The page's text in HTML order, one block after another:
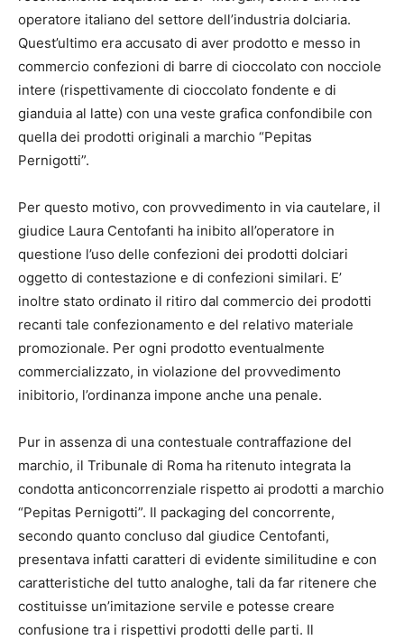
operatore italiano del settore dell’industria dolciaria.
Quest’ultimo era accusato di aver prodotto e messo in
commercio confezioni di barre di cioccolato con nocciole
intere (rispettivamente di cioccolato fondente e di
gianduia al latte) con una veste grafica confondibile con
quella dei prodotti originali a marchio “Pepitas
Pernigotti”.
Per questo motivo, con provvedimento in via cautelare, il
giudice Laura Centofanti ha inibito all’operatore in
questione l’uso delle confezioni dei prodotti dolciari
oggetto di contestazione e di confezioni similari. E’
inoltre stato ordinato il ritiro dal commercio dei prodotti
recanti tale confezionamento e del relativo materiale
promozionale. Per ogni prodotto eventualmente
commercializzato, in violazione del provvedimento
inibitorio, l’ordinanza impone anche una penale.
Pur in assenza di una contestuale contraffazione del
marchio, il Tribunale di Roma ha ritenuto integrata la
condotta anticoncorrenziale rispetto ai prodotti a marchio
“Pepitas Pernigotti”. Il packaging del concorrente,
secondo quanto concluso dal giudice Centofanti,
presentava infatti caratteri di evidente similitudine e con
caratteristiche del tutto analoghe, tali da far ritenere che
costituisse un’imitazione servile e potesse creare
confusione tra i rispettivi prodotti delle parti. Il